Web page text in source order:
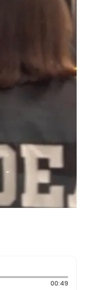
00:49